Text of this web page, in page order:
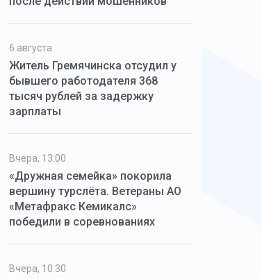
6 августа
Житель Гремячинска отсудил у
бывшего работодателя 368
тысяч рублей за задержку
зарплаты
Вчера, 13:00
«Дружная семейка» покорила
вершину турслёта. Ветераны АО
«Метафракс Кемикалс»
победили в соревнованиях
Вчера, 10:30